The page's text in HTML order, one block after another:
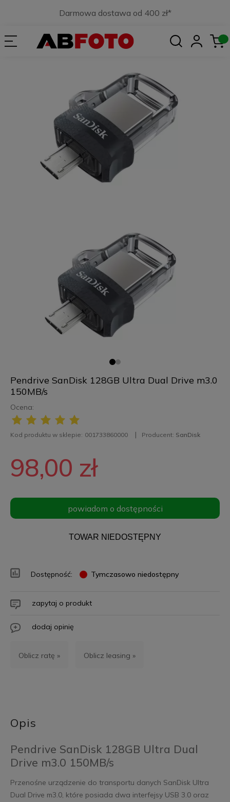
Darmowa dostawa od 400 zł*
Pendrive SanDisk 128GB Ultra Dual Drive m3.0
150MB/s
Ocena:
Kod produktu w sklepie: 001733860000 Producent: SanDisk
98,00 zł
powiadom o dostępności
TOWAR NIEDOSTĘPNY
Dostępność: Tymczasowo niedostępny
zapytaj o produkt
dodaj opinię
Oblicz ratę » Oblicz leasing »
Opis
Pendrive SanDisk 128GB Ultra Dual
Drive m3.0 150MB/s
Przenośne urządzenie do transportu danych SanDisk Ultra
Dual Drive m3.0, które posiada dwa interfejsy USB 3.0 oraz